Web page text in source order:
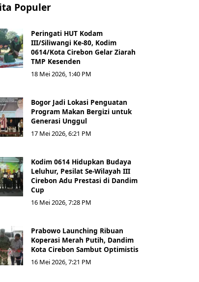
Populer
Peringati HUT Kodam
III/Siliwangi Ke-80, Kodim
0614/Kota Cirebon Gelar Ziarah
TMP Kesenden
18 Mei 2026, 1:40 PM
Bogor Jadi Lokasi Penguatan
Program Makan Bergizi untuk
Generasi Unggul
17 Mei 2026, 6:21 PM
Kodim 0614 Hidupkan Budaya
Leluhur, Pesilat Se-Wilayah III
Cirebon Adu Prestasi di Dandim
Cup
16 Mei 2026, 7:28 PM
Prabowo Launching Ribuan
Koperasi Merah Putih, Dandim
Kota Cirebon Sambut Optimistis
16 Mei 2026, 7:21 PM